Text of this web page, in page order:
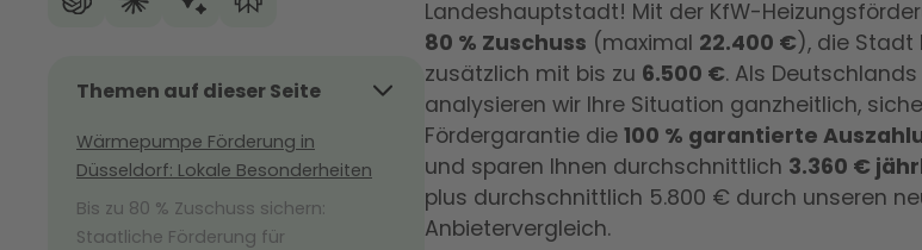
Themen auf dieser Seite
Wärmepumpe Förderung in
Düsseldorf: Lokale Besonderheiten
Bis zu 80 % Zuschuss sichern:
Staatliche Förderung für
Landeshauptstadt! Mit der KfW-
80 % Zuschuss (maximal 22.400 €), die Stadt
zusätzlich mit bis zu 6.500 €. Als
analysieren wir Ihre Situation ganzheitlich,
Fördergarantie die 100 % garantierte
und sparen Ihnen durchschnittlich 3.360 €
plus durchschnittlich 5.800 € durch unseren
Anbietervergleich.